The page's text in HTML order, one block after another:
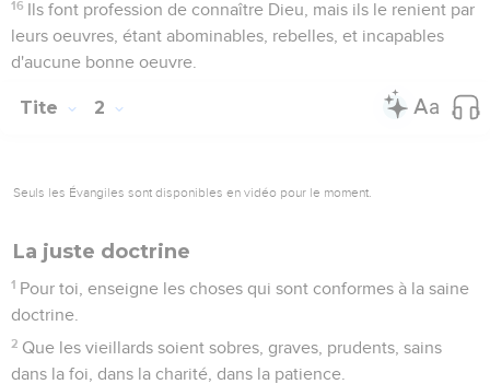
16 Ils font profession de connaître Dieu, mais ils le renient par
leurs oeuvres, étant abominables, rebelles, et incapables
d'aucune bonne oeuvre.
Tite 2
Seuls les Évangiles sont disponibles en vidéo pour le moment.
La juste doctrine
1 Pour toi, enseigne les choses qui sont conformes à la saine
doctrine.
2 Que les vieillards soient sobres, graves, prudents, sains
dans la foi, dans la charité, dans la patience.